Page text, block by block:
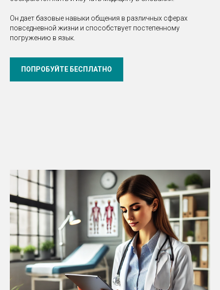
Он дает базовые навыки общения в различных сферах
повседневной жизни и способствует постепенному
погружению в язык.
ПОПРОБУЙТЕ БЕСПЛАТНО